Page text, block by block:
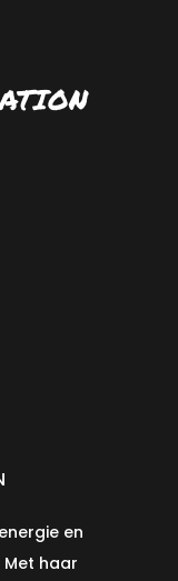
en
haar